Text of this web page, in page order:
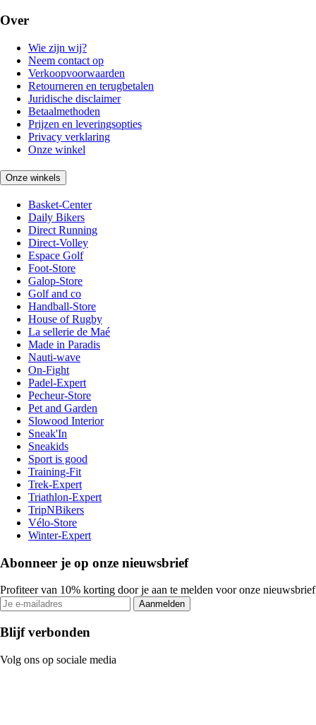
Over
Wie zijn wij?
Neem contact op
Verkoopvoorwaarden
Retourneren en terugbetalen
Juridische disclaimer
Betaalmethoden
Prijzen en leveringsopties
Privacy verklaring
Onze winkel
Onze winkels
Basket-Center
Daily Bikers
Direct Running
Direct-Volley
Espace Golf
Foot-Store
Galop-Store
Golf and co
Handball-Store
House of Rugby
La sellerie de Maé
Made in Paradis
Nauti-wave
On-Fight
Padel-Expert
Pecheur-Store
Pet and Garden
Slowood Interior
Sneak'In
Sneakids
Sport is good
Training-Fit
Trek-Expert
Triathlon-Expert
TripNBikers
Vélo-Store
Winter-Expert
Abonneer je op onze nieuwsbrief
Profiteer van 10% korting door je aan te melden voor onze nieuwsbrief
Aanmelden
Blijf verbonden
Volg ons op sociale media